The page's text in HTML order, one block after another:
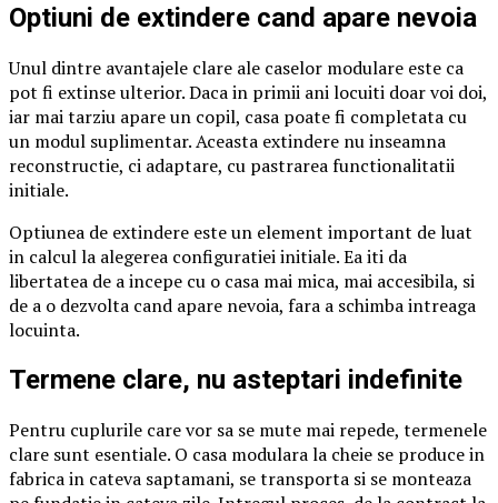
Optiuni de extindere cand apare nevoia
Unul dintre avantajele clare ale caselor modulare este ca
pot fi extinse ulterior. Daca in primii ani locuiti doar voi doi,
iar mai tarziu apare un copil, casa poate fi completata cu
un modul suplimentar. Aceasta extindere nu inseamna
reconstructie, ci adaptare, cu pastrarea functionalitatii
initiale.
Optiunea de extindere este un element important de luat
in calcul la alegerea configuratiei initiale. Ea iti da
libertatea de a incepe cu o casa mai mica, mai accesibila, si
de a o dezvolta cand apare nevoia, fara a schimba intreaga
locuinta.
Termene clare, nu asteptari indefinite
Pentru cuplurile care vor sa se mute mai repede, termenele
clare sunt esentiale. O casa modulara la cheie se produce in
fabrica in cateva saptamani, se transporta si se monteaza